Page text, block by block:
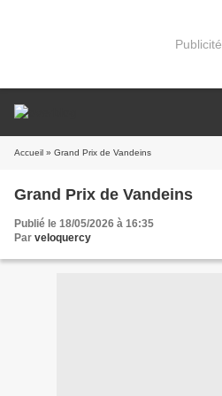
Publicité
Accueil » Grand Prix de Vandeins
Grand Prix de Vandeins
Publié le 18/05/2026 à 16:35
Par veloquercy